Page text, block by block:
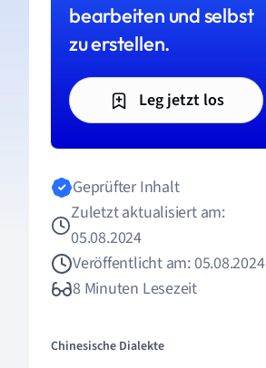
bearbeiten und selbst
zu erstellen.
Leg jetzt los
Geprüfter Inhalt
Zuletzt aktualisiert am:
05.08.2024
Veröffentlicht am: 05.08.2024
8 Minuten Lesezeit
Chinesische Dialekte